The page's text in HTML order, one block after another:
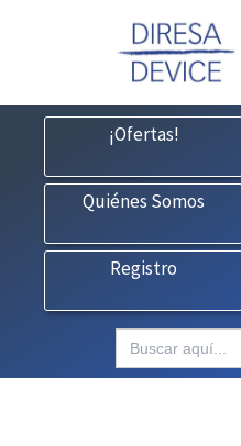
consultas@fedbuy.es|
¡Ofertas!
Quiénes Somos
Registro
Buscar: